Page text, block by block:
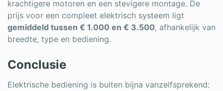
krachtigere motoren en een stevigere montage. De
prijs voor een compleet elektrisch systeem ligt
gemiddeld tussen € 1.000 en € 3.500, afhankelijk van
breedte, type en bediening.
Conclusie
Elektrische bediening is buiten bijna vanzelfsprekend: